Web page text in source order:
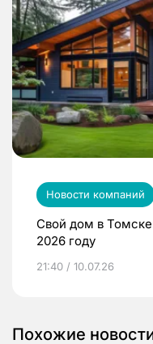
Новости компаний
Свой дом в
2026 году
21:40 / 10.07.26
Похожие